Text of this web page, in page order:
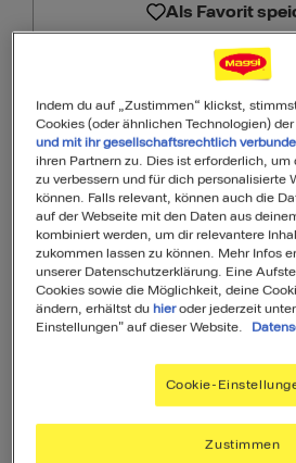
Als Favorit
PDF
80
von 100
Ist diese
Indem du auf „Zustimmen“ klickst,
Cookies (oder ähnlichen Technologien) der
und mit ihr gesellschaftsrechtlich
ihren Partnern zu. Dies ist erforderlich, um
zu verbessern und für dich personalisierte
können. Falls relevant, können auch die
auf der Webseite mit den Daten aus
kombiniert werden, um dir relevantere
zukommen lassen zu können. Mehr Infos
unserer Datenschutzerklärung. Eine
Cookies sowie die Möglichkeit, deine
ändern, erhältst duhieroder jederzeit
Einstellungen" auf dieser Website.
Cookie-
Zustimmen